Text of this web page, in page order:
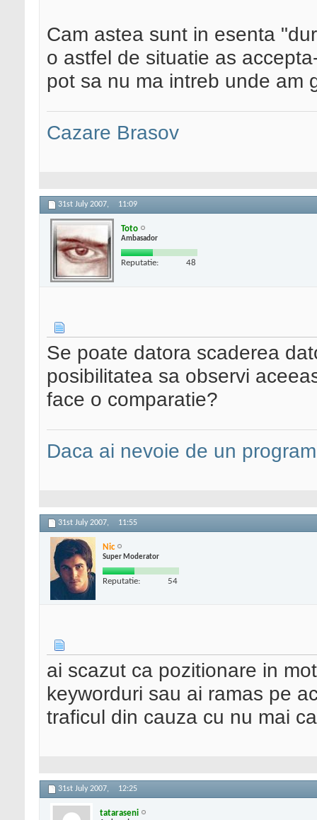
Cam astea sunt in esenta
o astfel de situatie as
pot sa nu ma intreb unde am
Cazare Brasov
31st July 2007, 11:09
Toto
Ambasador
Reputatie: 48
Se poate datora scaderea
posibilitatea sa observi
face o comparatie?
Daca ai nevoie de un
31st July 2007, 11:55
Nic
Super Moderator
Reputatie: 54
ai scazut ca pozitionare in
keyworduri sau ai ramas pe
traficul din cauza cu nu mai
31st July 2007, 12:25
tataraseni